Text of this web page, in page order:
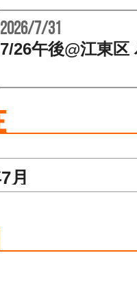
2026/7/31
7/26午後@江東